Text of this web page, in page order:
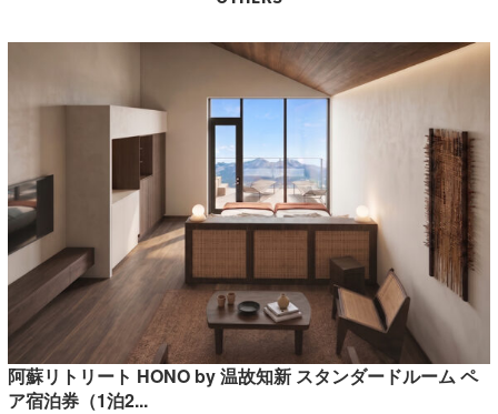
阿蘇リトリート HONO by 温故知新 スタンダードルーム ペ
ア宿泊券（1泊2...